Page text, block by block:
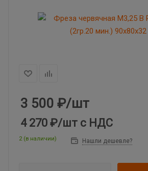
3 500 ₽/шт
4 270 ₽/шт с НДС
2 (в наличии) Нашли дешевле?